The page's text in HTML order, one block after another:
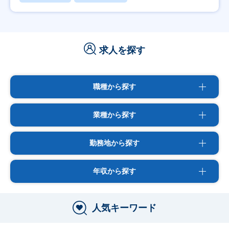
求人を探す
職種から探す
業種から探す
勤務地から探す
年収から探す
人気キーワード